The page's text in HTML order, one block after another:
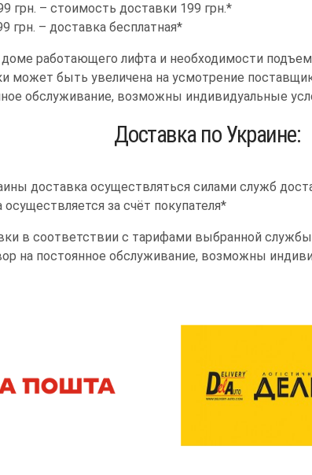
грн. – стоимость доставки 199 грн.*
грн. – доставка бесплатная*
работающего лифта и необходимости
может быть увеличена на усмотрение
обслуживание, возможны индивидуальные
Доставка по Украине:
доставка осуществляться силами служб
за счёт покупателя*
в соответствии с тарифами выбранной
на постоянное обслуживание, возможны